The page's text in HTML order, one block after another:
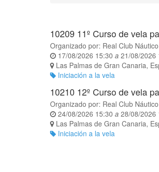
10209 11º Curso de vela
Organizado por: Real Club
17/08/2026 15:30 a 21/08/2026
Las Palmas de Gran Canaria,
Iniciación a la vela
10210 12º Curso de vela
Organizado por: Real Club
24/08/2026 15:30 a 28/08/2026
Las Palmas de Gran Canaria,
Iniciación a la vela